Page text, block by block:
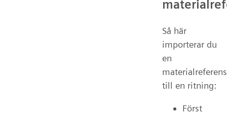
Så här
importerar du
en
till en ritning:
Först